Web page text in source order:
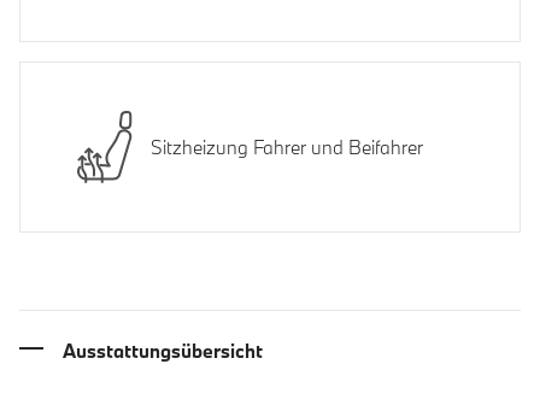
Sitzheizung Fahrer und Beifahrer
Ausstattungsübersicht